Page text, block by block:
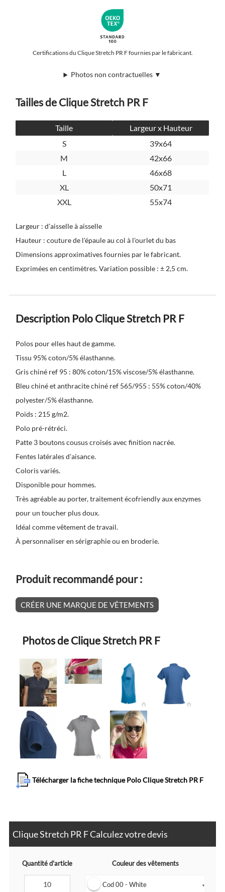
Certifications du Clique Stretch PR F fournies par le fabricant.
Photos non contractuelles ▼
Tailles de Clique Stretch PR F
Taille
Largeur x Hauteur
S
39x64
M
42x66
L
46x68
XL
50x71
XXL
55x74
Largeur : d'aisselle à aisselle
Hauteur : couture de l'épaule au col à l'ourlet du bas
Dimensions approximatives fournies par le fabricant.
Exprimées en centimètres. Variation possible : ± 2,5 cm.
Description Polo Clique Stretch PR F
Polos pour elles haut de gamme.
Tissu 95% coton/5% élasthanne.
Gris chiné ref 95 : 80% coton/15% viscose/5% élasthanne.
Bleu chiné et anthracite chiné ref 565/955 : 55% coton/40%
polyester/5% élasthanne.
Poids : 215 g/m2.
Polo pré-rétréci.
Patte 3 boutons cousus croisés avec finition nacrée.
Fentes latérales d'aisance.
Coloris variés.
Disponible pour hommes.
Très agréable au porter, traitement écofriendly aux enzymes
pour un toucher plus doux.
Idéal comme vêtement de travail.
À personnaliser en sérigraphie ou en broderie.
Produit recommandé pour :
CRÉER UNE MARQUE DE VÊTEMENTS
Photos de Clique Stretch PR F
Télécharger la fiche technique Polo Clique Stretch PR F
Clique Stretch PR F Calculez votre devis
Quantité d'article Couleur des vêtements
Cod 00 - White ▼